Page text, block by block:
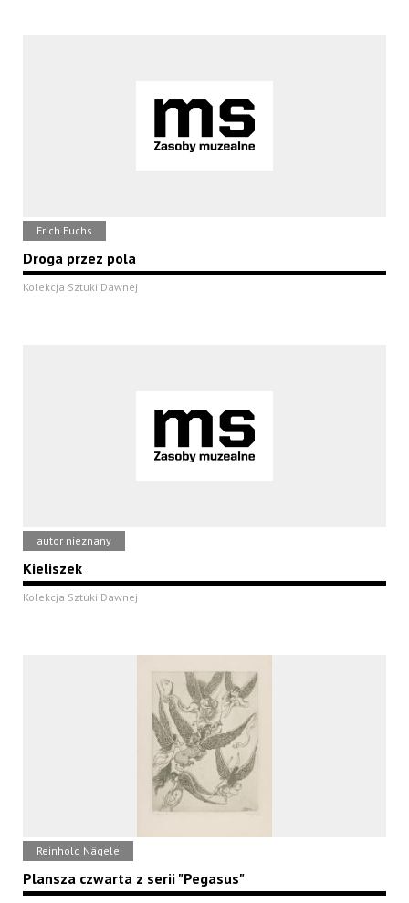
Erich Fuchs
Droga przez pola
Kolekcja Sztuki Dawnej
autor nieznany
Kieliszek
Kolekcja Sztuki Dawnej
Reinhold Nägele
Plansza czwarta z serii "Pegasus"